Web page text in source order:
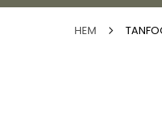
HEM